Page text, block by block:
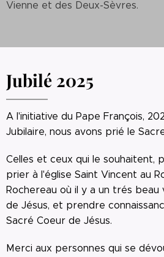
Vienne et des Deux-Sèvres.
Jubilé 2025
A l'initiative du Pape François,
Jubilaire, nous avons prié le
Celles et ceux qui le souhaitent,
prier à l'église Saint Vincent au
Rochereau où il y a un trés
de Jésus, et prendre
Sacré Coeur de Jésus.
Merci aux personnes qui se